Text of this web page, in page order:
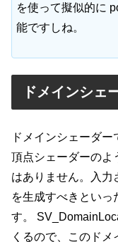
を使って擬似的に
能ですしね。
ドメインシェ
ドメインシェーダー
頂点シェーダーのよ
はありません。入力
を生成すべきといっ
す。
くるので、このド